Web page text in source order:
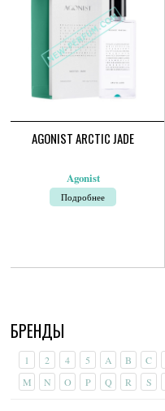
AGONIST ARCTIC JADE
Agonist
Подробнее
БРЕНДЫ
1 2 4 5 A B C
M
N O P Q R S